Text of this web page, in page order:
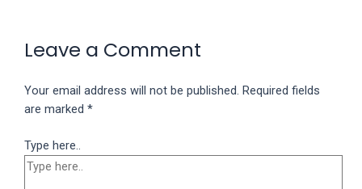
Leave a Comment
Your email address will not be published. Required fields
are marked*
Type here..